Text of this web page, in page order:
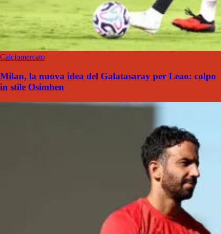
Calciomercato
Milan, la nuova idea del Galatasaray per Leao: colpo
in stile Osimhen